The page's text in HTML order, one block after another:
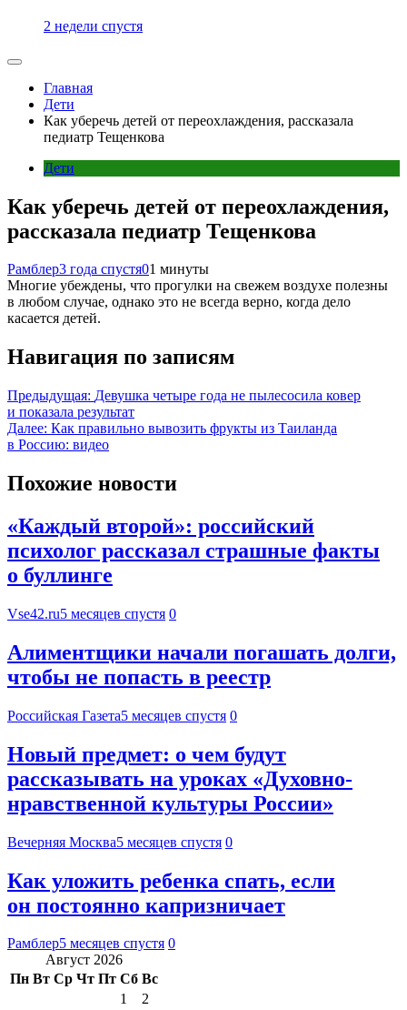
2 недели спустя
Главная
Дети
Как уберечь детей от переохлаждения, рассказала
педиатр Тещенкова
Дети
Как уберечь детей от переохлаждения,
рассказала педиатр Тещенкова
Рамблер3 года спустя01 минуты
Многие убеждены, что прогулки на свежем воздухе полезны
в любом случае, однако это не всегда верно, когда дело
касается детей.
Навигация по записям
Предыдущая: Девушка четыре года не пылесосила ковер
и показала результат
Далее: Как правильно вывозить фрукты из Таиланда
в Россию: видео
Похожие новости
«Каждый второй»: российский
психолог рассказал страшные факты
о буллинге
Vse42.ru5 месяцев спустя 0
Алиментщики начали погашать долги,
чтобы не попасть в реестр
Российская Газета5 месяцев спустя 0
Новый предмет: о чем будут
рассказывать на уроках «Духовно-
нравственной культуры России»
Вечерняя Москва5 месяцев спустя 0
Как уложить ребенка спать, если
он постоянно капризничает
Рамблер5 месяцев спустя 0
Август 2026
Пн Вт Ср Чт Пт Сб Вс
1
2